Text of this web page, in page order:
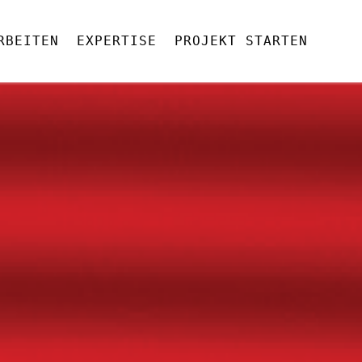
EXPERTISE PROJEKT STARTEN